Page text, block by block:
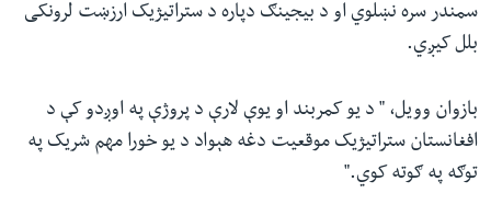
سمندر سره نښلوي او د بیجینګ دپاره د ستراتیژیک ارزښت لرونکی
بلل کیږي.
بازوان وویل، " د یو کمربند او یوې لارې د پروژې په اوږدو کې د
افغانستان ستراتيژیک موقعیت دغه هېواد د یو خورا مهم شریک په
توګه په ګوته کوي."